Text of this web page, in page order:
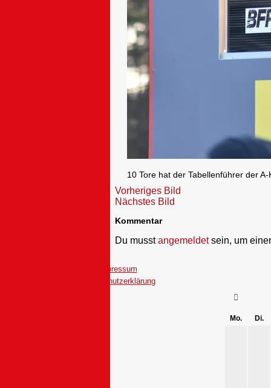
10 Tore hat der Tabellenführer der
Vorheriges Bild
Nächstes Bild
Kommentar
Du musstangemeldetsein, um
Impressum
Datenschutzerklärung
Mo. Di.